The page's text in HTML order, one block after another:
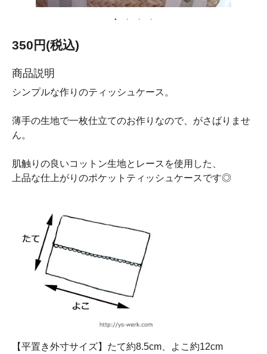
350円(税込)
商品説明
シンプルな作りのティッシュケース。
薄手の生地で一枚仕立てのお作りなので、がさばりませ
ん。
肌触りの良いコットン生地とレースを使用した、
上品な仕上がりのポケットティッシュケースです◎
【平置き外寸サイズ】たて約8.5cm、よこ約12cm